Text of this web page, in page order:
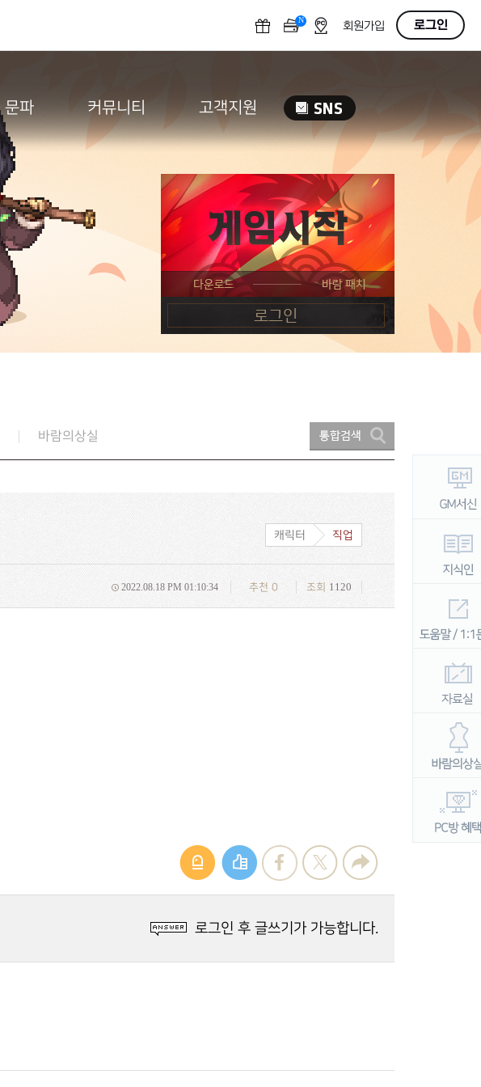
N OFF회원가입 로그인
문파 커뮤니티 고객지원
바람의상실
캐릭터 직업
조회1120
추천0
2022.08.18 PM 01:10:34
로그인 후 글쓰기가 가능합니다.